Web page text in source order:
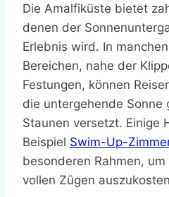
Die Amalfiküste bietet
denen der
Erlebnis wird. In
Bereichen, nahe der
Festungen, können
die untergehende Sonne
Staunen versetzt. Einige
Beispiel Swim-Up-
besonderen Rahmen,
vollen Zügen